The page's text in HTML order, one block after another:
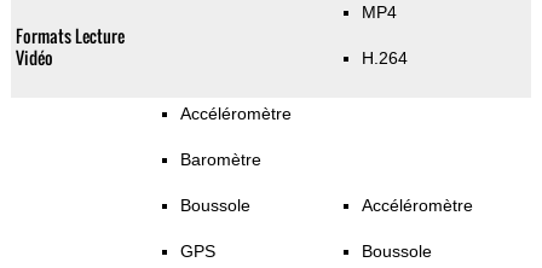
Formats Lecture
Vidéo
MP4
H.264
Accéléromètre
Baromètre
Boussole
GPS
Accéléromètre
Boussole